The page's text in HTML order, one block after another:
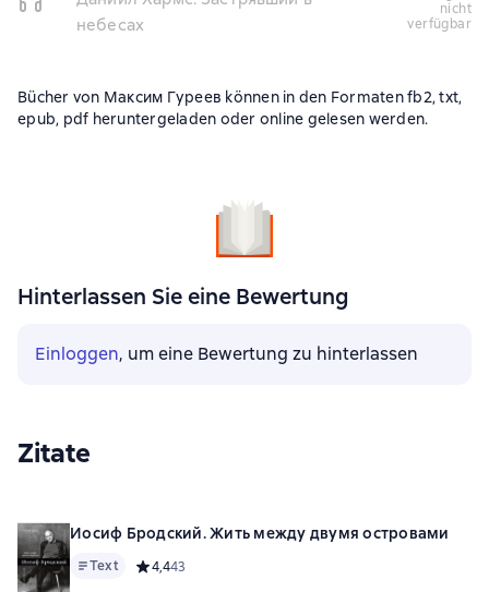
небесах
nicht
verfügbar
Bücher von Максим Гуреев können in den Formaten fb2, txt,
epub, pdf heruntergeladen oder online gelesen werden.
Hinterlassen Sie eine Bewertung
Einloggen, um eine Bewertung zu hinterlassen
Zitate
Иосиф Бродский. Жить между двумя островами
Text Средний рейтинг 4,4 на основе 43 оценок
4,443